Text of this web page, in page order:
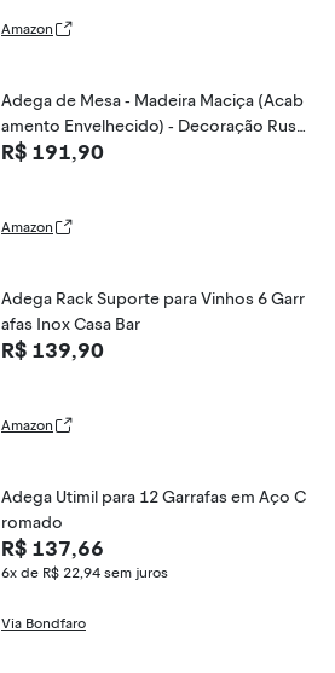
Amazon
Adega de Mesa - Madeira Maciça (Acab
amento Envelhecido) - Decoração Rusti
ca para Vinhos e Espumantes - Compor
R$ 191,90
Amazon
Adega Rack Suporte para Vinhos 6 Garr
afas Inox Casa Bar
R$ 139,90
Amazon
Adega Utimil para 12 Garrafas em Aço C
romado
R$ 137,66
6x de R$ 22,94 sem juros
Via Bondfaro